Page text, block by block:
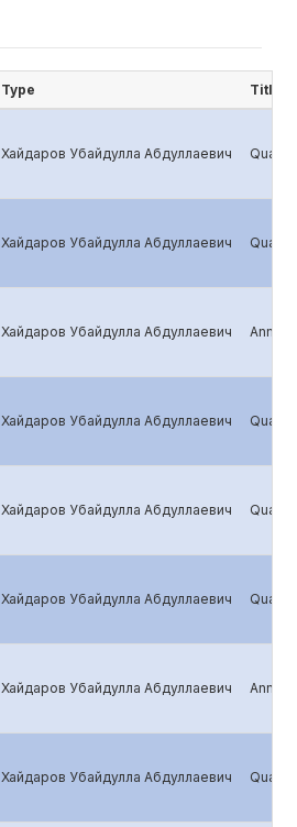
Type Title
Хайдаров Убайдулла Абдуллаевич
Хайдаров Убайдулла Абдуллаевич
Хайдаров Убайдулла Абдуллаевич
Хайдаров Убайдулла Абдуллаевич
Хайдаров Убайдулла Абдуллаевич
Хайдаров Убайдулла Абдуллаевич
Хайдаров Убайдулла Абдуллаевич
Хайдаров Убайдулла Абдуллаевич